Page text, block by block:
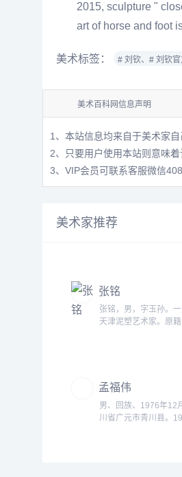
2015, sculpture "
art of horse and foot
美术标签： # 刘钦、 # 刘钦官
美术百科网信息声明
1、本站信息均来自于美术家
2、只要用户使用本站则意味
3、VIP会员可联系客服微信
美术家推荐
张铭
张铭，男，字玉孙。一
天津泥塑艺术家。原
特色，并有不少发展和
大、法国、赞比亚、喀
回展览。张铭还到天津
孟福伟
男、回族、1976年12
川省广元市青川县。